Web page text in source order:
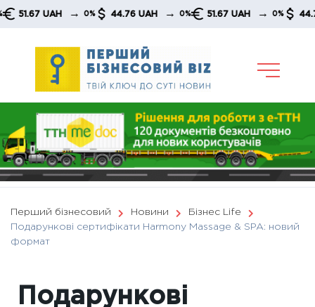
Skip
→ 0% 44.76 UAH → 0% 51.67 UAH → 0% 44.76 UAH →
Перший бізнесовий Новини
Бізнес Life
Подарункові сертифікати Harmony Massage & SPA: новий
формат
Подарункові